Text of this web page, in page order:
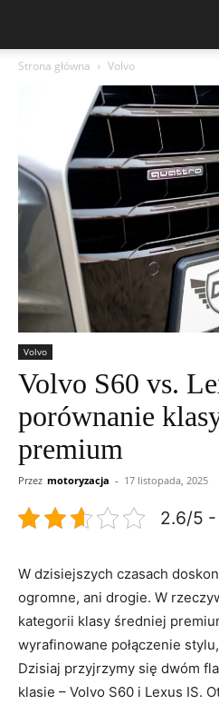
Strona główna Volvo
Volvo
Volvo S60 vs.
porównanie
premium
Przez motoryzacja - 17 listopada, 2025
2.6/5 -
W dzisiejszych czasach
ogromne,⁤ ani ‍drogie. W
kategorii klasy średniej
‌wyrafinowane połączenie
Dzisiaj przyjrzymy się dwóm
‌klasie – Volvo S60 i Lexus IS.